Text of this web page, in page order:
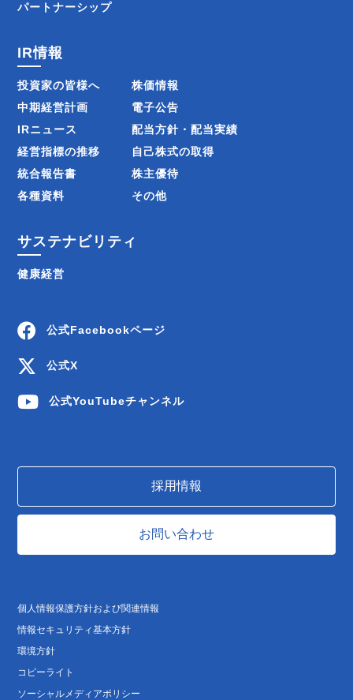
パートナーシップ
IR情報
投資家の皆様へ
中期経営計画
IRニュース
経営指標の推移
統合報告書
各種資料
株価情報
電子公告
配当方針・配当実績
自己株式の取得
株主優待
その他
サステナビリティ
健康経営
公式Facebookページ
公式X
公式YouTubeチャンネル
採用情報
お問い合わせ
個人情報保護方針および関連情報
情報セキュリティ基本方針
環境方針
コピーライト
ソーシャルメディアポリシー